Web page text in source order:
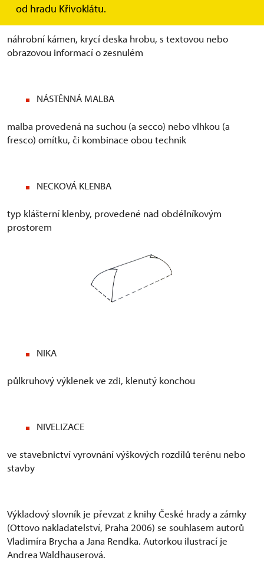
od hradu Křivoklátu.
NÁHROBNÍK
náhrobní kámen, krycí deska hrobu, s textovou nebo
obrazovou informací o zesnulém
NÁSTĚNNÁ MALBA
malba provedená na suchou (a secco) nebo vlhkou (a
fresco) omítku, či kombinace obou technik
NECKOVÁ KLENBA
typ klášterní klenby, provedené nad obdélníkovým
prostorem
NIKA
půlkruhový výklenek ve zdi, klenutý konchou
NIVELIZACE
ve stavebnictví vyrovnání výškových rozdílů terénu nebo
stavby
Výkladový slovník je převzat z knihy České hrady a zámky
(Ottovo nakladatelství, Praha 2006) se souhlasem autorů
Vladimíra Brycha a Jana Rendka. Autorkou ilustrací je
Andrea Waldhauserová.